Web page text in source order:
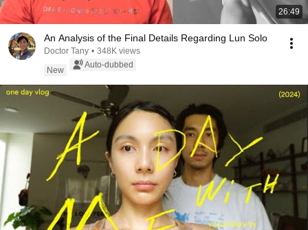
26:49
An Analysis of the Final Details Regarding Lun Solo
Doctor Tany • 348K views
New
Auto-dubbed